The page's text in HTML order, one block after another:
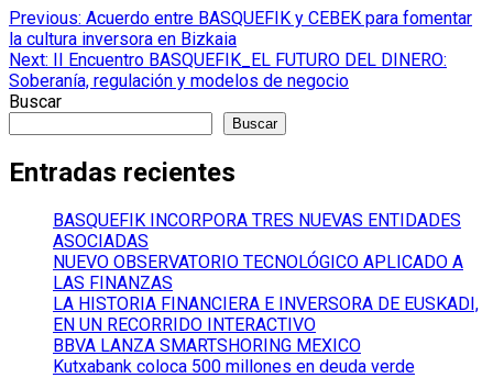
Navegación
de
entradas
Previous: Acuerdo entre BASQUEFIK y CEBEK para fomentar
la cultura inversora en Bizkaia
Next: II Encuentro BASQUEFIK_EL FUTURO DEL DINERO:
Soberanía, regulación y modelos de negocio
Buscar
Buscar
Entradas recientes
BASQUEFIK INCORPORA TRES NUEVAS ENTIDADES
ASOCIADAS
NUEVO OBSERVATORIO TECNOLÓGICO APLICADO A
LAS FINANZAS
LA HISTORIA FINANCIERA E INVERSORA DE EUSKADI,
EN UN RECORRIDO INTERACTIVO
BBVA LANZA SMARTSHORING MEXICO
Kutxabank coloca 500 millones en deuda verde